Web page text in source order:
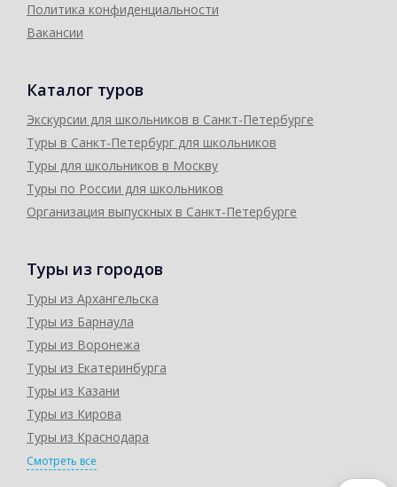
Политика конфиденциальности
Вакансии
Каталог туров
Экскурсии для школьников в Санкт-Петербурге
Туры в Санкт-Петербург для школьников
Туры для школьников в Москву
Туры по России для школьников
Организация выпускных в Санкт-Петербурге
Туры из городов
Туры из Архангельска
Туры из Барнаула
Туры из Воронежа
Туры из Екатеринбурга
Туры из Казани
Туры из Кирова
Туры из Краснодара
Смотреть все